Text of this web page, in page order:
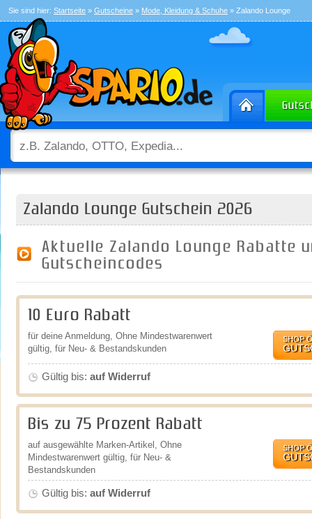
Sie sind hier: Startseite » Gutscheine » Mode, Kleidung & Schuhe » Zalando Lounge
Zalando Lounge Gutschein 2026
Aktuelle Zalando Lounge Rabatte
Gutscheincodes
10 Euro Rabatt
für deine Anmeldung, Ohne Mindestwarenwert
gültig, für Neu- & Bestandskunden
SHOP
Gültig bis: auf Widerruf
Bis zu 75 Prozent Rabatt
auf ausgewählte Marken-Artikel, Ohne
Mindestwarenwert gültig, für Neu- &
Bestandskunden
SHOP
Gültig bis: auf Widerruf